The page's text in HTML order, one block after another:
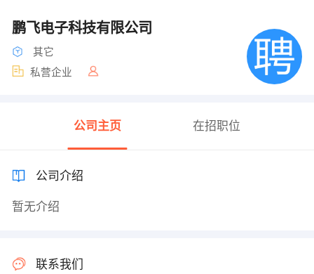
鹏飞电子科技有限公司
其它
私营企业
公司主页 在招职位
公司介绍
暂无介绍
联系我们